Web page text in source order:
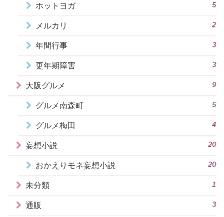
ホットヨガ 5
メルカリ 2
年間行事 3
更年期障害 3
大阪グルメ 9
グルメ南森町 5
グルメ梅田 4
妄想小説 20
おかえりモネ妄想小説 20
未分類 1
通販 3